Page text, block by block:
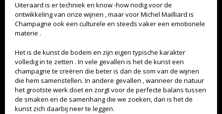
Uiteraard is er techniek en know -how nodig voor de
ontwikkeling van onze wijnen , maar voor Michel Mailliard is
Champagne ook een culturele en steeds vaker een emotionele
materie .
Het is de kunst de bodem en zijn eigen typische karakter
volledig in te zetten . In vele gevallen is het de kunst een
champagne te creëren die beter is dan de som van de wijnen
die hem samenstellen. In andere gevallen , wanneer de natuur
het grootste werk doet en zorgt voor de perfecte balans tussen
de smaken en de samenhang die we zoeken, dan is het de
kunst zich daarbij neer te leggen.
TEVEEL ALKOHOL IS NIET GOED VOOR U. DRINK MET MATE.